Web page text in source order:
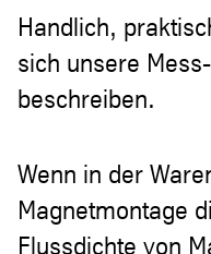
Handlich,
sich unsere
beschreiben.
Wenn in der
Magnetmontage
Flussdichte von